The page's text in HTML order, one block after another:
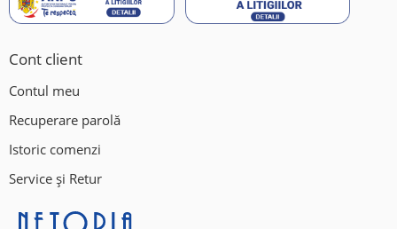
Cont client
Contul meu
Recuperare parolă
Istoric comenzi
Service și Retur